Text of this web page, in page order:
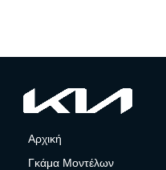
Αρχική
Γκάμα Μοντέλων